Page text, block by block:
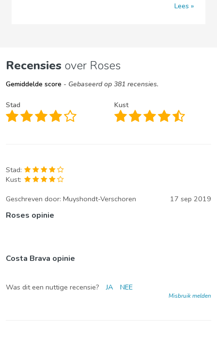
Lees
Recensies over Roses
Gemiddelde score - Gebaseerd op 381 recensies.
Stad Kust
Stad:
Kust:
Geschreven door: Muyshondt-Verschoren 17 sep 2019
Roses opinie
Costa Brava opinie
Was dit een nuttige recensie? JA NEE
Misbruik melden